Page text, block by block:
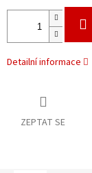
Detailní informace
ZEPTAT SE